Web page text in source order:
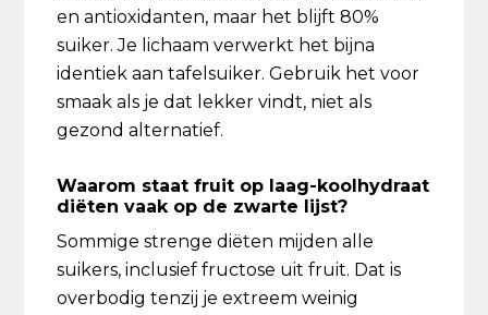
en antioxidanten, maar het blijft 80%
suiker. Je lichaam verwerkt het bijna
identiek aan tafelsuiker. Gebruik het voor
smaak als je dat lekker vindt, niet als
gezond alternatief.
Waarom staat fruit op laag-koolhydraat
diëten vaak op de zwarte lijst?
Sommige strenge diëten mijden alle
suikers, inclusief fructose uit fruit. Dat is
overbodig tenzij je extreem weinig